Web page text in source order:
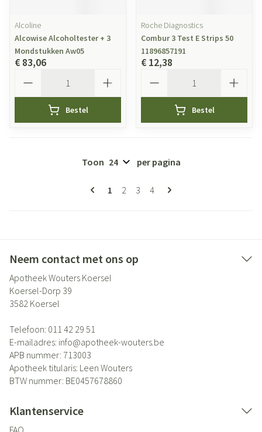
Alcoline
Alcowise Alcoholtester + 3
Mondstukken Aw05
€ 83,06
Bestel
Roche Diagnostics
Combur 3 Test E Strips 50
11896857191
€ 12,38
Bestel
Pagina's
U lees momenteel pagina
1 Pagina
2 Pagina
3 Pagina
4
Toon per pagina
Neem contact met ons op
Apotheek Wouters Koersel
Koersel-Dorp 39
3582 Koersel
Telefoon: 011 42 29 51
E-mailadres: info@apotheek-wouters.be
APB nummer: 713003
Apotheek titularis: Leen Wouters
BTW nummer: BE0457678860
Klantenservice
FAQ